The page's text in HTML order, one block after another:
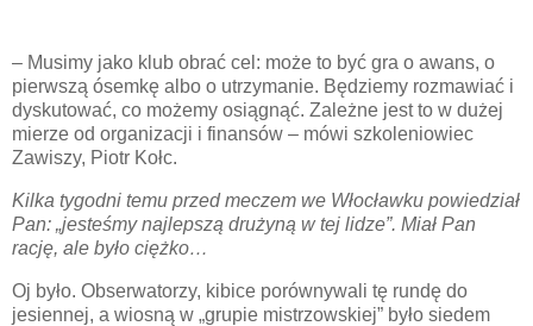
– Musimy jako klub obrać cel: może to być gra o awans, o
pierwszą ósemkę albo o utrzymanie. Będziemy rozmawiać i
dyskutować, co możemy osiągnąć. Zależne jest to w dużej
mierze od organizacji i finansów – mówi szkoleniowiec
Zawiszy, Piotr Kołc.
Kilka tygodni temu przed meczem we Włocławku powiedział
Pan: „jesteśmy najlepszą drużyną w tej lidze”. Miał Pan
rację, ale było ciężko…
Oj było. Obserwatorzy, kibice porównywali tę rundę do
jesiennej, a wiosną w „grupie mistrzowskiej” było siedem